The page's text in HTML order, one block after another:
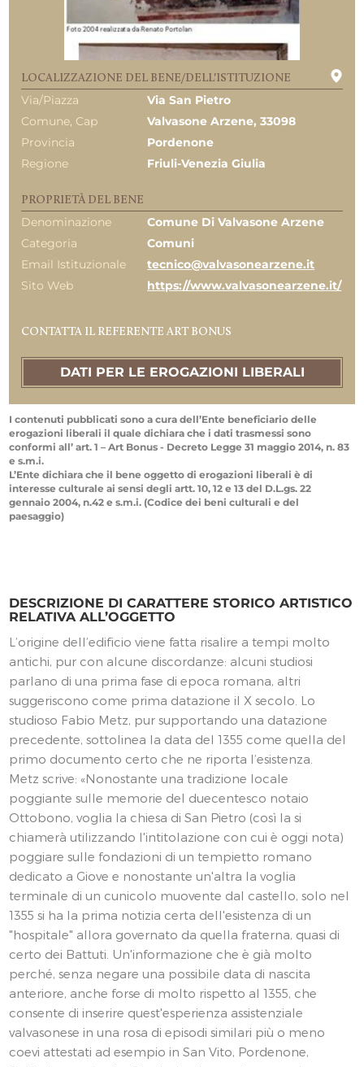
LOCALIZZAZIONE DEL BENE/DELL'ISTITUZIONE
Via/Piazza
Via San Pietro
Comune, Cap
Valvasone Arzene, 33098
Provincia
Pordenone
Regione
Friuli-Venezia Giulia
PROPRIETÀ DEL BENE
Denominazione
Comune Di Valvasone Arzene
Categoria
Comuni
Email Istituzionale
tecnico@valvasonearzene.it
Sito Web
https://www.valvasonearzene.it/
CONTATTA IL REFERENTE ART BONUS
DATI PER LE EROGAZIONI LIBERALI
I contenuti pubblicati sono a cura dell’Ente beneficiario delle
erogazioni liberali il quale dichiara che i dati trasmessi sono
conformi all’ art. 1 – Art Bonus - Decreto Legge 31 maggio 2014, n. 83
e s.m.i.
L’Ente dichiara che il bene oggetto di erogazioni liberali è di
interesse culturale ai sensi degli artt. 10, 12 e 13 del D.L.gs. 22
gennaio 2004, n.42 e s.m.i. (Codice dei beni culturali e del
paesaggio)
DESCRIZIONE DI CARATTERE STORICO ARTISTICO
RELATIVA ALL’OGGETTO
L’origine dell’edificio viene fatta risalire a tempi molto
antichi, pur con alcune discordanze: alcuni studiosi
parlano di una prima fase di epoca romana, altri
suggeriscono come prima datazione il X secolo. Lo
studioso Fabio Metz, pur supportando una datazione
precedente, sottolinea la data del 1355 come quella del
primo documento certo che ne riporta l’esistenza.
Metz scrive: «Nonostante una tradizione locale
poggiante sulle memorie del duecentesco notaio
Ottobono, voglia la chiesa di San Pietro (così la si
chiamerà utilizzando l'intitolazione con cui è oggi nota)
poggiare sulle fondazioni di un tempietto romano
dedicato a Giove e nonostante un'altra la voglia
terminale di un cunicolo muovente dal castello, solo nel
1355 si ha la prima notizia certa dell'esistenza di un
"hospitale" allora governato da quella fraterna, quasi di
certo dei Battuti. Un'informazione che è già molto
perché, senza negare una possibile data di nascita
anteriore, anche forse di molto rispetto al 1355, che
consente di inserire quest'esperienza assistenziale
valvasonese in una rosa di episodi similari più o meno
coevi attestati ad esempio in San Vito, Pordenone,